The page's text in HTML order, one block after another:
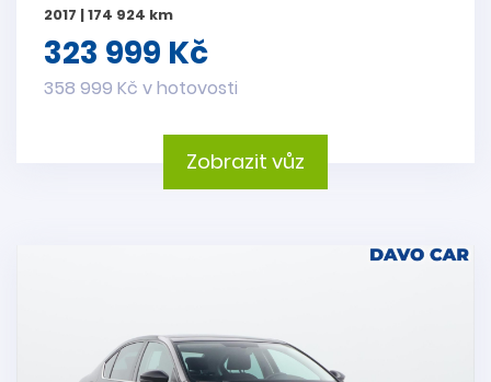
2017 | 174 924 km
323 999 Kč
358 999 Kč v hotovosti
Zobrazit vůz